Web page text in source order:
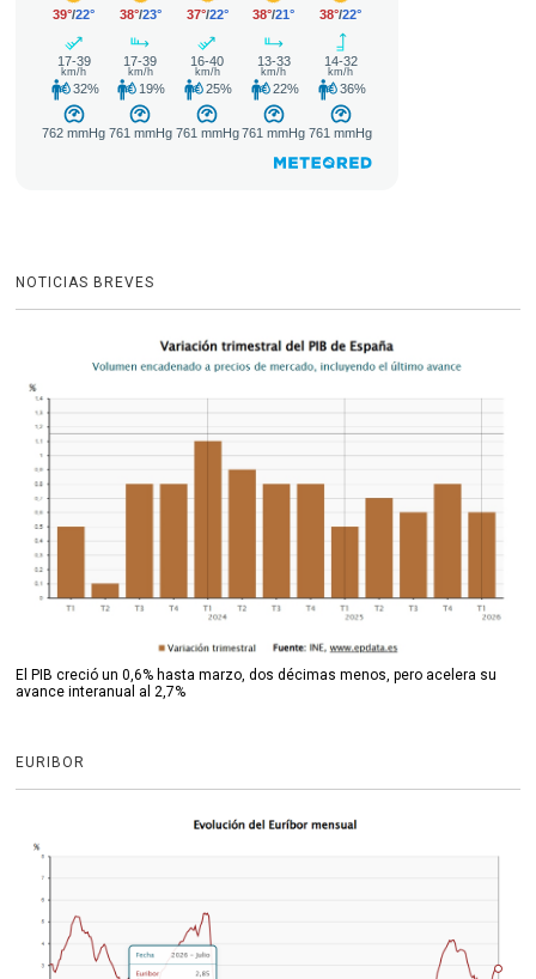
NOTICIAS BREVES
El PIB creció un 0,6% hasta marzo, dos décimas menos, pero acelera su
avance interanual al 2,7%
EURIBOR